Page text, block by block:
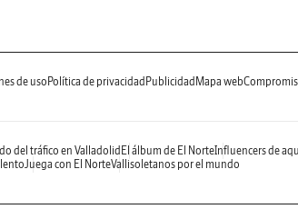
de usoPolítica de privacidad Publicidad Mapa web
del tráfico en Valladolid El álbum de El NorteInfluencers de
Juega con El NorteVallisoletanos por el mundo